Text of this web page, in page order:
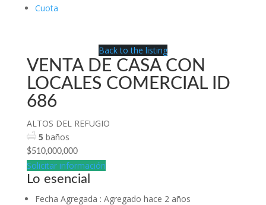
Cuota
Back to the listing
VENTA DE CASA CON
LOCALES COMERCIAL ID
686
ALTOS DEL REFUGIO
5 baños
$510,000,000
Solicitar información
Lo esencial
Fecha Agregada : Agregado hace 2 años